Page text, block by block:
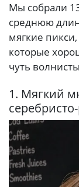
Мы собрали
среднюю
мягкие
которые
чуть
1. Мягкий